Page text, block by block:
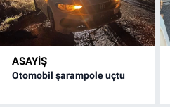
ASAYİŞ
Otomobil şarampole uçtu